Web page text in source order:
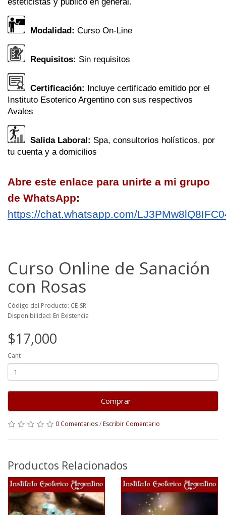
Modalidad: Curso On-Line
Requisitos: Sin requisitos
Certificación: Incluye certificado emitido por el
Instituto Esoterico Argentino con sus respectivos
Avales
Salida Laboral: Spa, consultorios holísticos, por
tu cuenta y a domicilios
Abre este enlace para unirte a mi grupo
de WhatsApp:
https://chat.whatsapp.com/
Curso Online de Sanación
con Rosas
Código del Producto: CE-SR
Disponibilidad: En Existencia
$17,000
Cant
Comprar
0 Comentarios/Escribir Comentario
Productos Relacionados